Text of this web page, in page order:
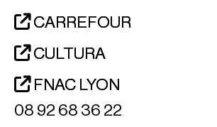
CARREFOUR
CULTURA
FNAC LYON
08 92 68 36 22